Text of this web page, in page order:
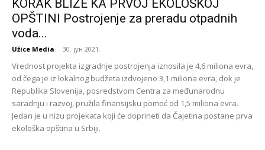
KORAK BLIŽE KA PRVOJ EKOLOŠKOJ
OPŠTINI Postrojenje za preradu otpadnih
voda...
Užice Media - 30. јун 2021.
Vrednost projekta izgradnje postrojenja iznosila je 4,6 miliona evra,
od čega je iz lokalnog budžeta izdvojeno 3,1 miliona evra, dok je
Republika Slovenija, posredstvom Centra za međunarodnu
saradnju i razvoj, pružila finansijsku pomoć od 1,5 miliona evra.
Jedan je u nizu projekata koji će doprineti da Čajetina postane prva
ekološka opština u Srbiji.